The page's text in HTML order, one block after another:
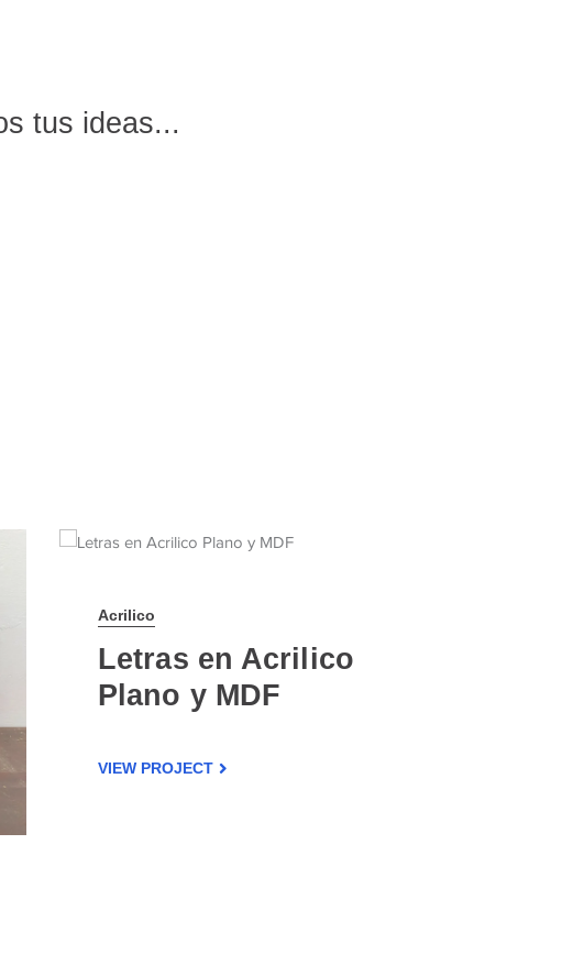
tus ideas...
Acrilico
Letras en Acrilico
Plano y MDF
VIEW PROJECT